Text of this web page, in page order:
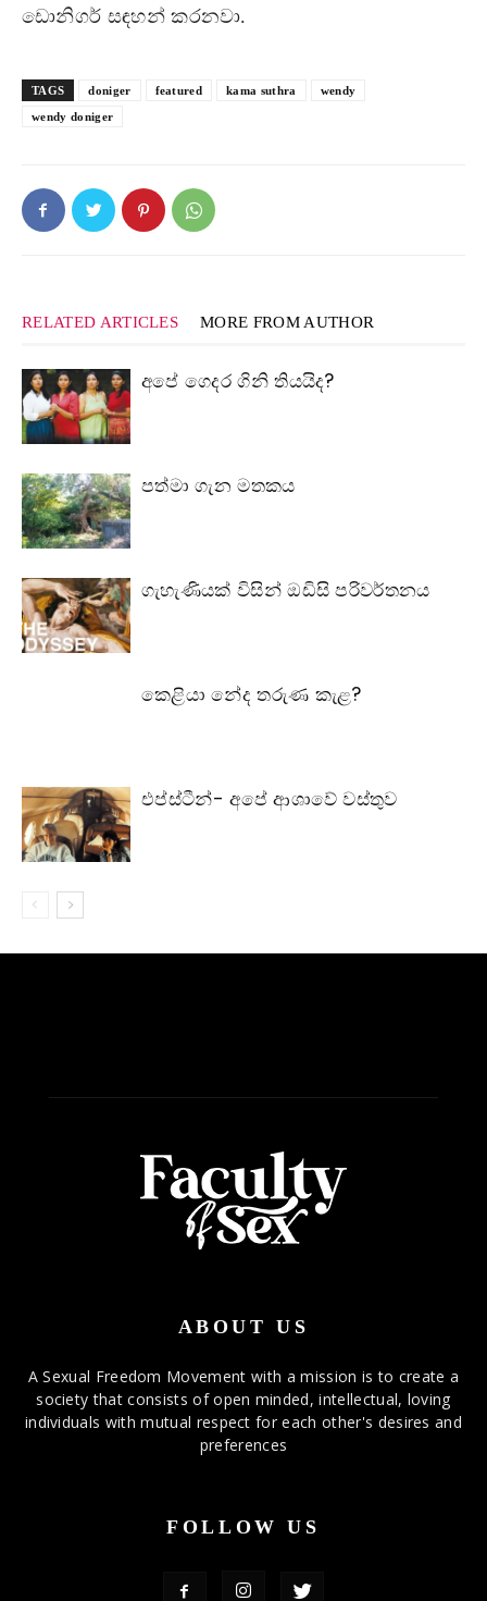
ඩොනිගර් සඳහන් කරනවා.
TAGS doniger featured kama suthra
wendy
wendy doniger
RELATED ARTICLES MORE FROM AUTHOR
අපේ ගෙදර ගිනි තියයිද?
පත්මා ගැන මතකය
ගැහැණියක් විසින් ඔඩිසි පරිවර්තනය
කෙළියා නේද තරුණ කැළ?
එප්ස්ටීන්- අපේ ආශාවේ වස්තුව
ABOUT US
A Sexual Freedom Movement with a mission is to create a
society that consists of open minded, intellectual, loving
individuals with mutual respect for each other's desires and
preferences
FOLLOW US